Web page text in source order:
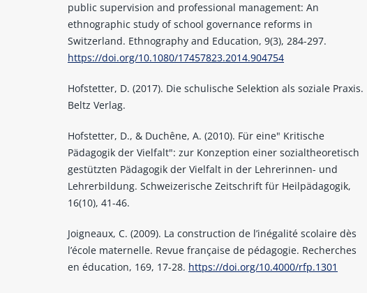
public supervision and professional management: An
ethnographic study of school governance reforms in
Switzerland. Ethnography and Education, 9(3), 284-297.
https://doi.org/10.1080/17457823.2014.904754
Hofstetter, D. (2017). Die schulische Selektion als soziale Praxis.
Beltz Verlag.
Hofstetter, D., & Duchêne, A. (2010). Für eine" Kritische
Pädagogik der Vielfalt": zur Konzeption einer sozialtheoretisch
gestützten Pädagogik der Vielfalt in der Lehrerinnen- und
Lehrerbildung. Schweizerische Zeitschrift für Heilpädagogik,
16(10), 41-46.
Joigneaux, C. (2009). La construction de l’inégalité scolaire dès
l’école maternelle. Revue française de pédagogie. Recherches
en éducation, 169, 17-28. https://doi.org/10.4000/rfp.1301